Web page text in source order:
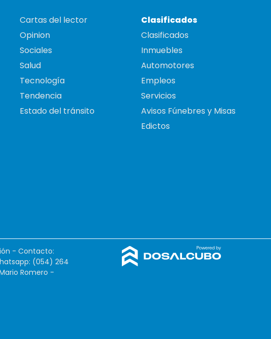
Cartas del lector
Opinion
Sociales
Salud
Tecnología
Tendencia
Estado del tránsito
Clasificados
Clasificados
Inmuebles
Automotores
Empleos
Servicios
Avisos Fúnebres y Misas
Edictos
- Contacto:
(054) 264
Romero -